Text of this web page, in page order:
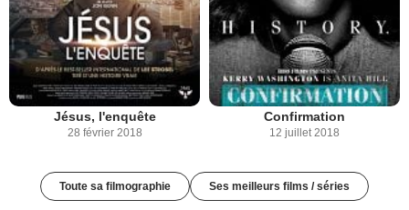
Jésus, l'enquête
28 février 2018
Confirmation
12 juillet 2018
Toute sa filmographie Ses meilleurs films / séries